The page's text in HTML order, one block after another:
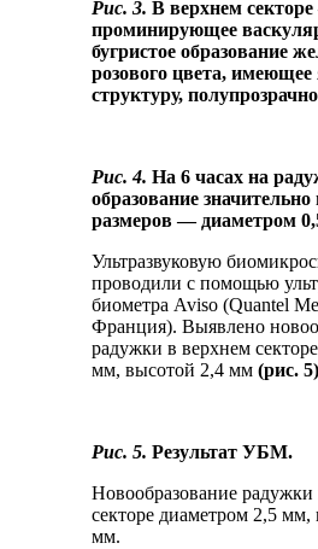
Рис. 3. В верхнем
проминирующее
бугристое образование
розового цвета, имеющее
структуру,
Рис. 4. На 6 часах на
образование
размеров — диаметром
Ультразвуковую
проводили с помощью
биометра Aviso (Quantel
Франция). Выявлено
радужки в верхнем
мм, высотой 2,4 мм (рис. 5)
Рис. 5. Результат УБМ.
Новообразование радужки
секторе диаметром 2,5 мм,
мм.